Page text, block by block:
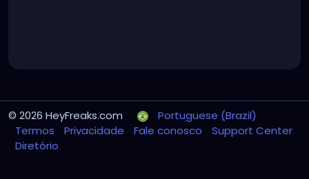
© 2026 HeyFreaks.com
Portuguese (Brazil)
Termos
Privacidade Fale conosco
Support Center
Diretório